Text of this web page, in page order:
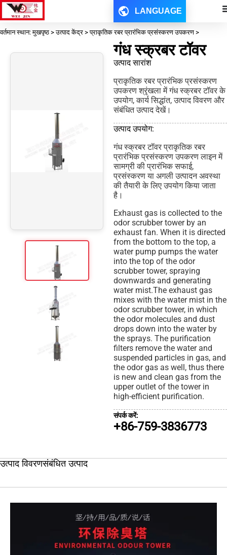
LANGUAGE
वर्तमान स्थान: मुखपृष्ठ > उत्पाद केंद्र > प्राकृतिक रबर प्रारंभिक प्रसंस्करण उपकरण >
गंध स्क्रबर टॉवर
उत्पाद सारांश
प्राकृतिक रबर प्रारंभिक प्रसंस्करण
उपकरण श्रृंखला में गंध स्क्रबर टॉवर के
उपयोग, कार्य सिद्धांत, उत्पाद विवरण और
संबंधित उत्पाद देखें।
उत्पाद उपयोग:
गंध स्क्रबर टॉवर प्राकृतिक रबर
प्रारंभिक प्रसंस्करण उपकरण लाइन में
सामग्री की प्रारंभिक सफाई,
प्रसंस्करण या अगली उत्पादन अवस्था
की तैयारी के लिए उपयोग किया जाता
है।
Exhaust gas is collected to the
odor scrubber tower by an
exhaust fan. When it is directed
from the bottom to the top, a
water pump pumps the water
into the top of the odor
scrubber tower, spraying
downwards and generating
water mist.The exhaust gas
mixes with the water mist in the
odor scrubber tower, in which
the odor molecules and dust
drops down into the water by
the sprays. The purification
filters remove the water and
suspended particles in gas, and
the odor gas as well, thus there
is new and clean gas from the
upper outlet of the tower in
high-efficient purification.
संपर्क करें:
+86-759-3836773
उत्पाद विवरणसंबंधित उत्पाद